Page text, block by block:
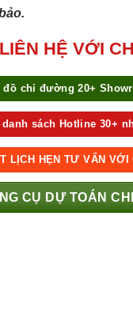
LIÊN HỆ VỚI
đồ chỉ đường 20+
danh sách Hotline 30+
LỊCH HẸN TƯ VẤN VỚI
CỤ DỰ TOÁN